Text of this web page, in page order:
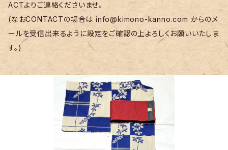
ACTよりご連絡くださいませ。
(なおCONTACTの場合はinfo@kimono-kanno.com からのメ
ールを受信出来るように設定をご確認の上よろしくお願いいたしま
す。)